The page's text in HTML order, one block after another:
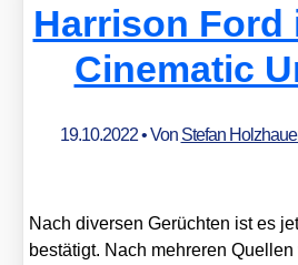
Harrison Ford
Cinematic
19.10.2022• Von Stefan
Nach diver­sen Gerüch­ten ist es
bestä­tigt. Nach meh­re­ren